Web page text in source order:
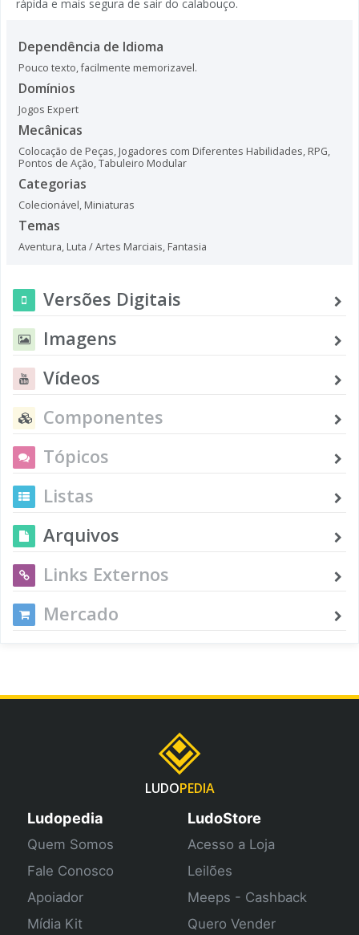
rápida e mais segura de sair do calabouço.
Dependência de Idioma
Pouco texto, facilmente memorizavel.
Domínios
Jogos Expert
Mecânicas
Colocação de Peças, Jogadores com Diferentes Habilidades, RPG,
Pontos de Ação,Tabuleiro Modular
Categorias
Colecionável, Miniaturas
Temas
Aventura, Luta / Artes Marciais, Fantasia
Versões Digitais
Imagens
Vídeos
Componentes
Tópicos
Listas
Arquivos
Links Externos
Mercado
LUDOPEDIA
Ludopedia
Quem Somos
Fale Conosco
Apoiador
Mídia Kit
LudoStore
Acesso a Loja
Leilões
Meeps - Cashback
Quero Vender